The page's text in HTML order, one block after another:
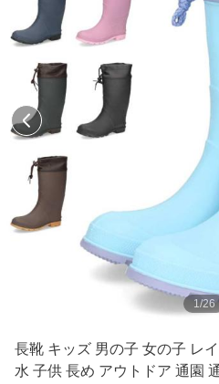
1/26
長靴 キッズ 男の子 女の子 レ
水 子供 長め アウトドア 通園